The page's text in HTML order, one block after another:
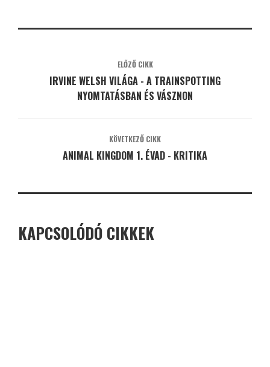
ELŐZŐ CIKK
IRVINE WELSH VILÁGA - A TRAINSPOTTING
NYOMTATÁSBAN ÉS VÁSZNON
KÖVETKEZŐ CIKK
ANIMAL KINGDOM 1. ÉVAD - KRITIKA
KAPCSOLÓDÓ CIKKEK